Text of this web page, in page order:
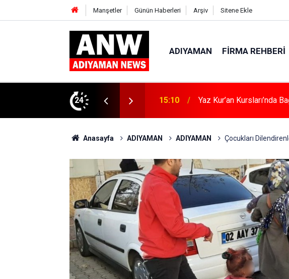
Manşetler Günün Haberleri Arşiv Sitene Ekle
ADIYAMAN FIRMA REHBERI
24
Zararları Anlatıldı 15:04 Kahta’da Kadınlara Özel
Anasayfa ADIYAMAN ADIYAMAN Çocukları